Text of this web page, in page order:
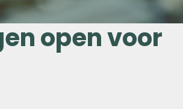
open voor